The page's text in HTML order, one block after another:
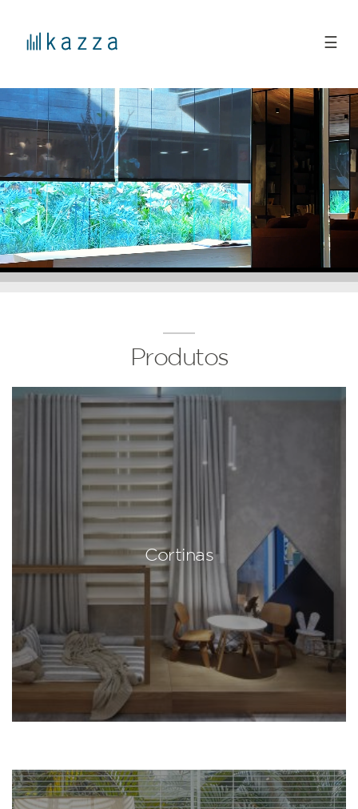
☰
Produtos
Cortinas